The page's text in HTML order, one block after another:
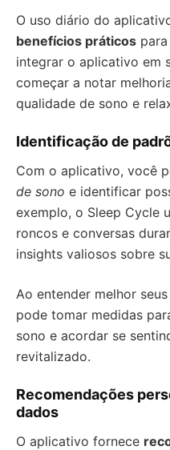
O uso diário do
benefícios práticos
integrar o aplicativo em
começar a notar
qualidade de sono e
Identificação de
Com o aplicativo, você
de sono e identificar
exemplo, o Sleep Cycle
roncos e conversas
insights valiosos sobre
Ao entender melhor
pode tomar medidas
sono e acordar se
revitalizado.
Recomendações
dados
O aplicativo fornece